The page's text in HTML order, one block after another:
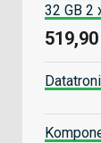
32 GB 2